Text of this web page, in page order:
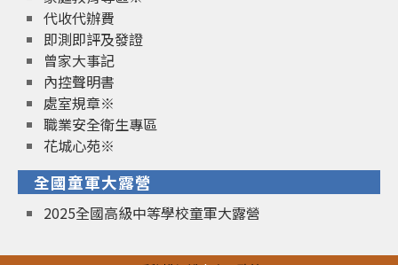
代收代辦費
即測即評及發證
曾家大事記
內控聲明書
處室規章※
職業安全衛生專區
花城心苑※
全國童軍大露營
2025全國高級中等學校童軍大露營